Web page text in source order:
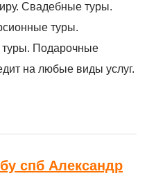
Свадебные туры.
туры.
Подарочные
на любые виды услуг.
спб Александр